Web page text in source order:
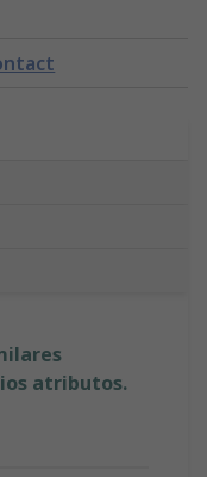
atributos.